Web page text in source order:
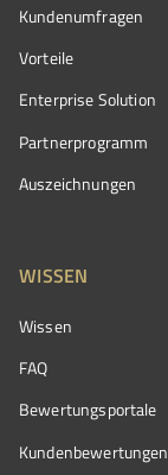
Kundenumfragen
Vorteile
Enterprise Solution
Partnerprogramm
Auszeichnungen
WISSEN
Wissen
FAQ
Bewertungsportale
Kundenbewertungen